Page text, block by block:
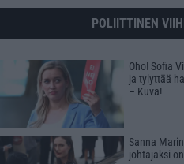
POLIITTINEN
Oho! Sofia
ja tylyttää
– Kuva!
Sanna
johtajaksi